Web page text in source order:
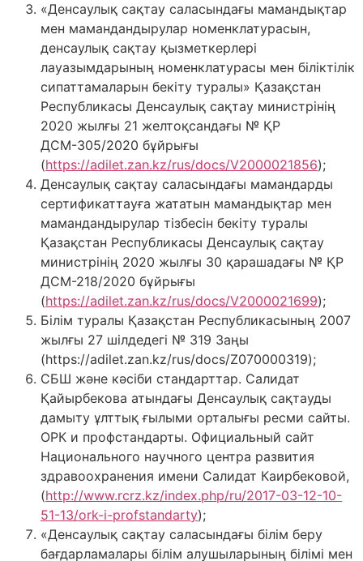
«Денсаулық сақтау саласындағы мамандықтар
мен мамандандырулар номенклатурасын,
денсаулық сақтау қызметкерлері
лауазымдарының номенклатурасы мен біліктілік
сипаттамаларын бекіту туралы» Қазақстан
Республикасы Денсаулық сақтау министрінің
2020 жылғы 21 желтоқсандағы № ҚР
ДСМ-305/2020 бұйрығы
(https://adilet.zan.kz/rus/docs/V2000021856);
Денсаулық сақтау саласындағы мамандарды
сертификаттауға жататын мамандықтар мен
мамандандырулар тізбесін бекіту туралы
Қазақстан Республикасы Денсаулық сақтау
министрінің 2020 жылғы 30 қарашадағы № ҚР
ДСМ-218/2020 бұйрығы
(https://adilet.zan.kz/rus/docs/V2000021699);
Білім туралы Қазақстан Республикасының 2007
жылғы 27 шілдедегі № 319 Заңы
(https://adilet.zan.kz/rus/docs/Z070000319);
СБШ және кәсіби стандарттар. Салидат
Қайырбекова атындағы Денсаулық сақтауды
дамыту ұлттық ғылыми орталығы ресми сайты.
ОРК и профстандарты. Официальный сайт
Национального научного центра развития
здравоохранения имени Салидат Каирбековой,
(http://www.rcrz.kz/index.php/ru/2017-03-12-10-
51-13/ork-i-profstandarty);
«Денсаулық сақтау саласындағы білім беру
бағдарламалары білім алушыларының білімі мен